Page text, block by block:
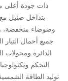
ذات جودة أعلى
بتداخل ضئيل مع
وضوضاء منخفضة،
جميع أحمال التيار
الدائرة ومحولات
التحكم
توليد الطاقة